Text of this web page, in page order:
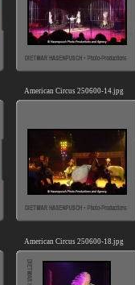
American Circus 250600-14.jpg
American Circus 250600-18.jpg